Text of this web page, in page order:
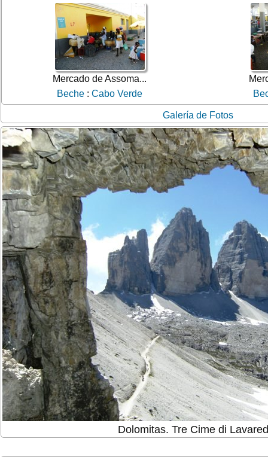
Mercado de Assoma...
Beche :Cabo Verde
Galería de Fotos
Dolomitas. Tre Cime di